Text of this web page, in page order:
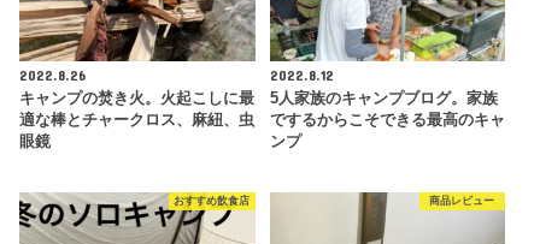
2022.8.26
キャンプの焚き火。火起こしに最
適な棒とチャークロス、麻紐、虫
眼鏡
2022.8.12
5人家族のキャンプブログ。家族
でするからこそできる最高のキャ
ンプ
おすすめ飲食店 商品レビュー